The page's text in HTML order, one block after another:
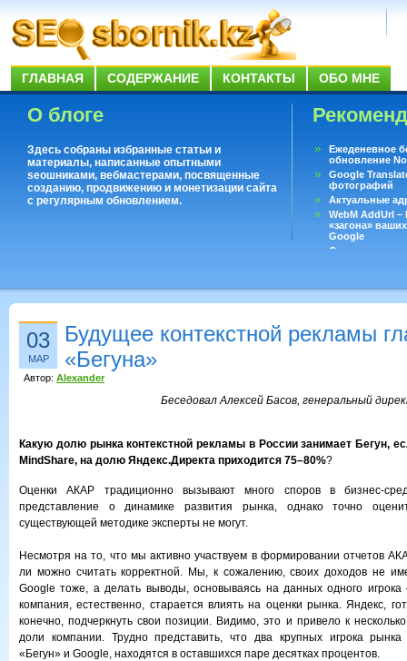
ГЛАВНАЯ СОДЕРЖАНИЕ КОНТАКТЫ ОБО МНЕ
О блоге
Здесь собраны избранные статьи и
материалы, написанные опытными
seoшниками, вебмастерами, посвященные
созданию, продвижению и монетизации сайта
с регулярным обновлением.
Ежеденевное
обновление
Google
фотографий
Актуальные
WebM AddUrl
«загона»
Google
Существует
03
МАР
Будущее контекстной рекламы
«Бегуна»
Автор: Alexander
Беседовал Алексей Басов, генеральный
Какую долю рынка контекстной рекламы в России занимает Бегун,
MindShare, на долю Яндекс.Директа приходится 75–80%?
Оценки АКАР традиционно вызывают много споров в бизнес-
представление о динамике развития рынка, однако точно
существующей методике эксперты не могут.
Несмотря на то, что мы активно участвуем в формировании отчетов
ли можно считать корректной. Мы, к сожалению, своих доходов не
Google тоже, а делать выводы, основываясь на данных одного
компания, естественно, старается влиять на оценки рынка. Яндекс,
конечно, подчеркнуть свои позиции. Видимо, это и привело к
доли компании. Трудно представить, что два крупных игрока рынка
«Бегун» и Google, находятся в оставшихся паре десятках процентов.